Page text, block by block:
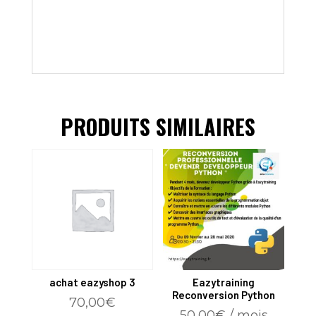
PRODUITS SIMILAIRES
achat eazyshop 3
70,00€
Eazytraining
Reconversion Python